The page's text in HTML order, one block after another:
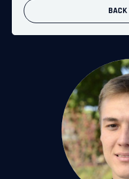
BACK